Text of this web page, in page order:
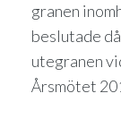
granen
beslutade
utegranen
Årsmötet